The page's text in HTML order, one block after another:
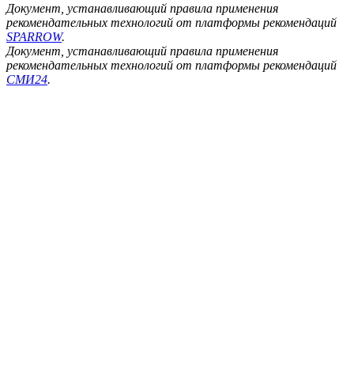
Документ, устанавливающий правила применения
рекомендательных технологий от платформы рекомендаций
SPARROW.
Документ, устанавливающий правила применения
рекомендательных технологий от платформы рекомендаций
СМИ24.